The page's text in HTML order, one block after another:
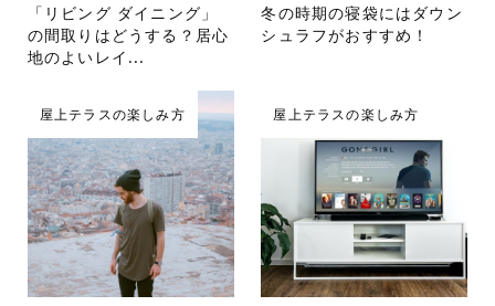
「リビング ダイニング」
の間取りはどうする？居心
地のよいレイ...
冬の時期の寝袋にはダウン
シュラフがおすすめ！
屋上テラスの楽しみ方 屋上テラスの楽しみ方